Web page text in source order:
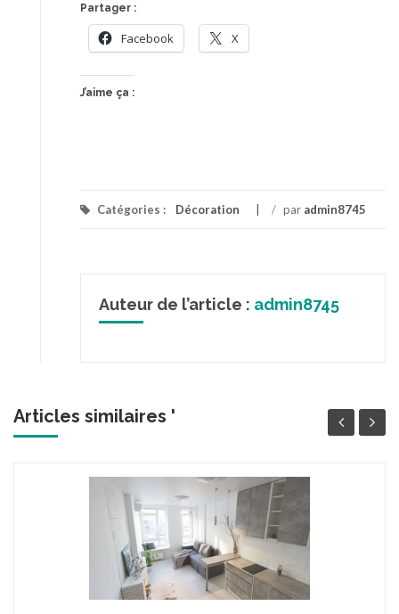
Partager :
Facebook X
J’aime ça :
Catégories : Décoration / par admin8745
Auteur de l’article : admin8745
Articles similaires '